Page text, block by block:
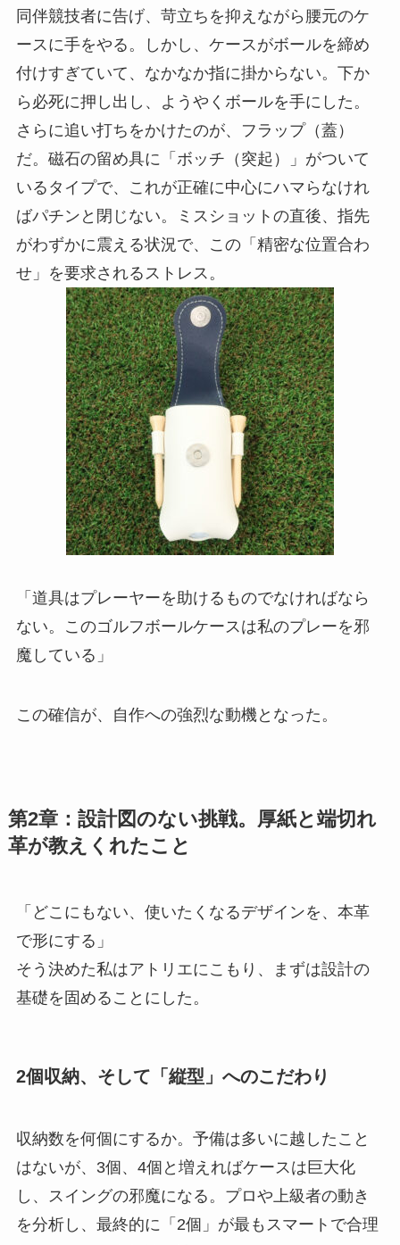
同伴競技者に告げ、苛立ちを抑えながら腰元のケ
ースに手をやる。しかし、ケースがボールを締め
付けすぎていて、なかなか指に掛からない。下か
ら必死に押し出し、ようやくボールを手にした。
さらに追い打ちをかけたのが、フラップ（蓋）
だ。磁石の留め具に「ボッチ（突起）」がついて
いるタイプで、これが正確に中心にハマらなけれ
ばパチンと閉じない。ミスショットの直後、指先
がわずかに震える状況で、この「精密な位置合わ
せ」を要求されるストレス。
「道具はプレーヤーを助けるものでなければなら
ない。このゴルフボールケースは私のプレーを邪
魔している」
この確信が、自作への強烈な動機となった。
第2章：設計図のない挑戦。厚紙と端切れ
革が教えくれたこと
「どこにもない、使いたくなるデザインを、本革
で形にする」
そう決めた私はアトリエにこもり、まずは設計の
基礎を固めることにした。
2個収納、そして「縦型」へのこだわり
収納数を何個にするか。予備は多いに越したこと
はないが、3個、4個と増えればケースは巨大化
し、スイングの邪魔になる。プロや上級者の動き
を分析し、最終的に「2個」が最もスマートで合理